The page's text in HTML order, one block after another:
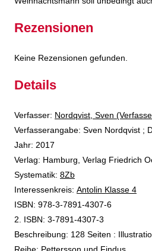
Rezensionen
Keine Rezensionen gefunden.
Details
Verfasser: Suche nach diesem
Nordqvist, Sven
Verfasserangabe: Sven Nordqvist ;
Jahr: 2017
Verlag: Hamburg, Verlag Friedrich
opens in new tab
Diesen Link in neuem Tab öffnen
Systematik: Suche nach dieser
8Zb
Interessenkreis: Suche nach diesem
Antolin Klasse 4
ISBN: 978-3-7891-4307-6
2. ISBN: 3-7891-4307-3
Beschreibung: 128 Seiten :
Reihe: Pettersson und Findus